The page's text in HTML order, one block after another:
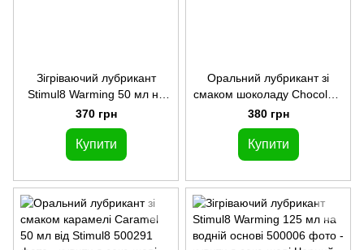
Зігріваючий лубрикант
Stimul8 Warming 50 мл на
водній основі
370 грн
Купити
Оральний лубрикант зі
смаком шоколаду Chocolate
50 мл від Stimul8
380 грн
Купити